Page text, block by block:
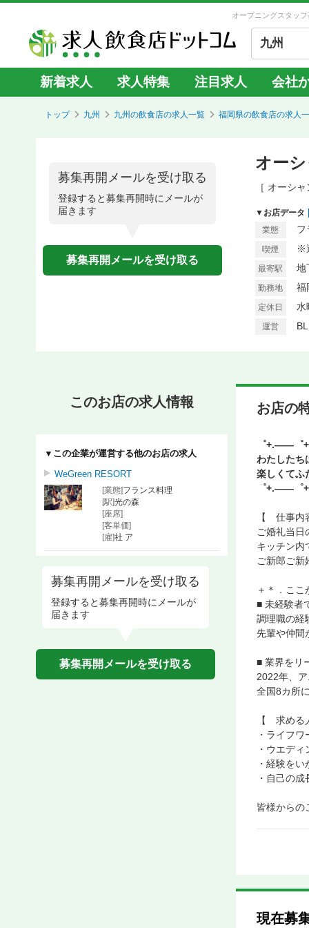
オープニングスタッ
九州
新着求人 求人特集 注目求人 会社
トップ 九州 九州の飲食店の求人一覧 福岡県の飲食店の求人
募集再開メールを受け取る
登録すると募集再開時にメールが
届きます
募集再開メールを受け取る
オー
［ オーシ
▼お店データ
業態 フ
喫煙 ※
最寄駅
勤務地 福
定休日 水
運営
このお店の求人情報
▼この企業が運営する他のお店の求人
WeGreen RESORT
[業態]フランス料理
[駅]光の森
[座席]
[客単価]
[雇]社 ア
募集再開メールを受け取る
登録すると募集再開時にメールが
届きます
募集再開メールを受け取る
お店の
゜+.――
わたしたち
楽しくてふ
゜+.――
【 仕事
ご婚礼当日
キッチン内
ご新郎ご新
＋＊．ここ
■ 未経験者
調理職の経
先輩や仲間
■ 業界をリ
2022年、
全国8カ所
【 求め
・ライフ
・ウエデ
・経験を
・自己の
皆様からの
現在募